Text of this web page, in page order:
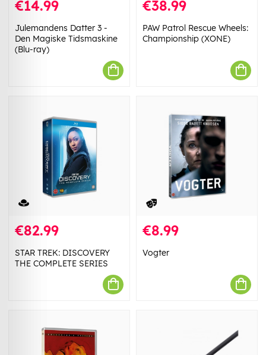
€14.99
Julemandens Datter 3 -
Den Magiske Tidsmaskine
(Blu-ray)
€38.99
PAW Patrol Rescue Wheels:
Championship (XONE)
€82.99
STAR TREK: DISCOVERY
THE COMPLETE SERIES
€8.99
Vogter